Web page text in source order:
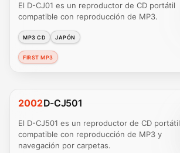
El D-CJ01 es un reproductor de CD portátil
compatible con reproducción de MP3.
MP3 CD JAPÓN
FIRST MP3
2002D-CJ501
El D-CJ501 es un reproductor de CD portátil
compatible con reproducción de MP3 y
navegación por carpetas.